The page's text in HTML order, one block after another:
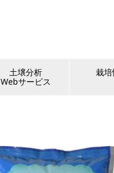
土壌分析
Webサービス
栽